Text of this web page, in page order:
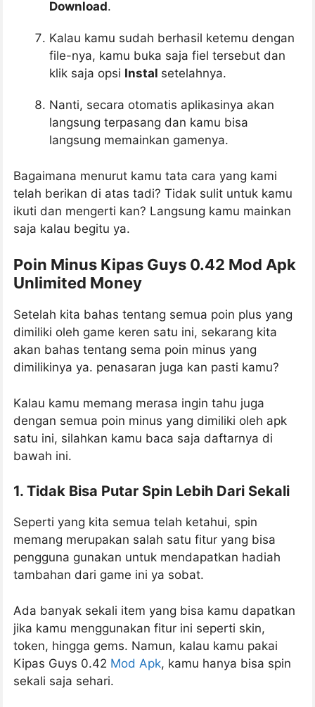
Download.
Kalau kamu sudah berhasil ketemu dengan
file-nya, kamu buka saja fiel tersebut dan
klik saja opsi Instal setelahnya.
Nanti, secara otomatis aplikasinya akan
langsung terpasang dan kamu bisa
langsung memainkan gamenya.
Bagaimana menurut kamu tata cara yang kami
telah berikan di atas tadi? Tidak sulit untuk kamu
ikuti dan mengerti kan? Langsung kamu mainkan
saja kalau begitu ya.
Poin Minus Kipas Guys 0.42 Mod Apk
Unlimited Money
Setelah kita bahas tentang semua poin plus yang
dimiliki oleh game keren satu ini, sekarang kita
akan bahas tentang sema poin minus yang
dimilikinya ya. penasaran juga kan pasti kamu?
Kalau kamu memang merasa ingin tahu juga
dengan semua poin minus yang dimiliki oleh apk
satu ini, silahkan kamu baca saja daftarnya di
bawah ini.
1. Tidak Bisa Putar Spin Lebih Dari Sekali
Seperti yang kita semua telah ketahui, spin
memang merupakan salah satu fitur yang bisa
pengguna gunakan untuk mendapatkan hadiah
tambahan dari game ini ya sobat.
Ada banyak sekali item yang bisa kamu dapatkan
jika kamu menggunakan fitur ini seperti skin,
token, hingga gems. Namun, kalau kamu pakai
Kipas Guys 0.42 Mod Apk, kamu hanya bisa spin
sekali saja sehari.